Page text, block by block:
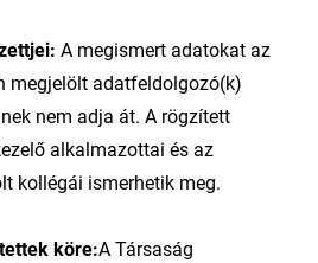
A megismert adatokat az
megjelölt adatfeldolgozó(k)
nem adja át. A rögzített
alkalmazottai és az
kollégái ismerhetik meg.
köre:A Társaság